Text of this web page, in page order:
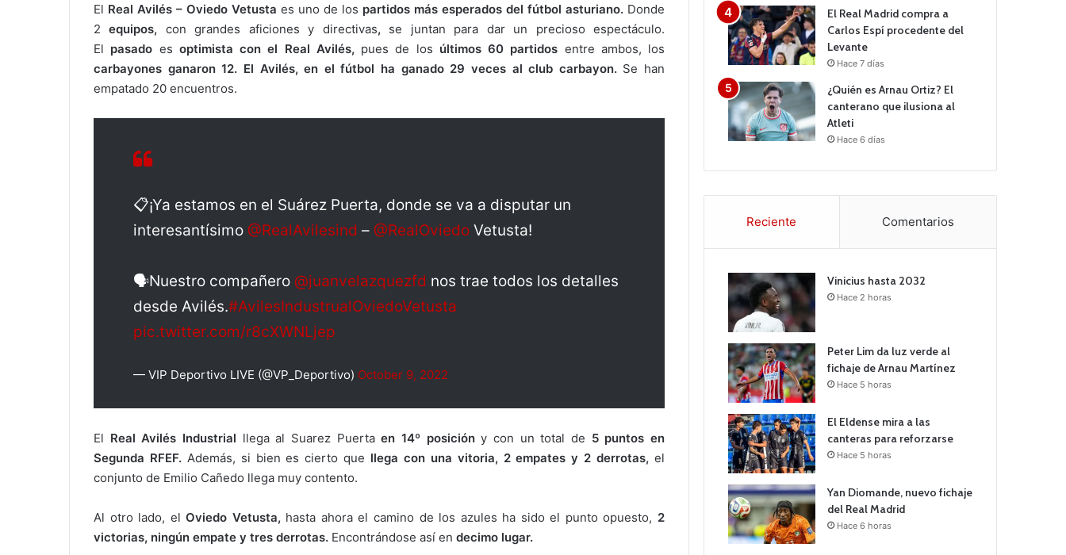
El Real Avilés – Oviedo Vetusta es uno de los partidos más esperados del fútbol asturiano. Donde
2equipos, con grandes aficiones y directivas, se juntan para dar un precioso espectáculo.
El pasado es optimista con el Real Avilés, pues de los últimos 60 partidos entre ambos, los
carbayones ganaron 12. El Avilés, en el fútbol ha ganado 29 veces al club carbayon. Se han
empatado 20 encuentros.
📋¡Ya estamos en el Suárez Puerta, donde se va a disputar un
interesantísimo @RealAvilesind – @RealOviedo Vetusta!
🗣️Nuestro compañero @juanvelazquezfd nos trae todos los detalles
desde Avilés.#AvilesIndustrualOviedoVetusta
pic.twitter.com/r8cXWNLjep
— VIP Deportivo LIVE (@VP_Deportivo) October 9, 2022
El Real Avilés Industrial llega al Suarez Puertaen 14º posicióny con un total de 5 puntos en
Segunda RFEF.Además, si bien es cierto que llega con una vitoria, 2 empates y 2 derrotas, el
conjunto de Emilio Cañedo llega muy contento.
Al otro lado, elOviedo Vetusta, hasta ahora el camino de los azules ha sido el punto opuesto, 2
victorias, ningún empate y tres derrotas. Encontrándose así en decimo lugar.
El Real Madrid compra a
Carlos Espí procedente del
Levante
Hace 7 días
¿Quién es Arnau Ortiz? El
canterano que ilusiona al
Atleti
Hace 6 días
Reciente Comentarios
Vinicius hasta 2032
Hace 2 horas
Peter Lim da luz verde al
fichaje de Arnau Martínez
Hace 5 horas
El Eldense mira a las
canteras para reforzarse
Hace 5 horas
Yan Diomande, nuevo fichaje
del Real Madrid
Hace 6 horas